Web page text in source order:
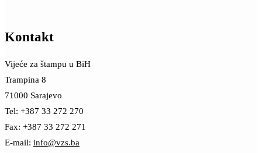
Kontakt
Vijeće za štampu u BiH
Trampina 8
71000 Sarajevo
Tel: +387 33 272 270
Fax: +387 33 272 271
E-mail: info@vzs.ba